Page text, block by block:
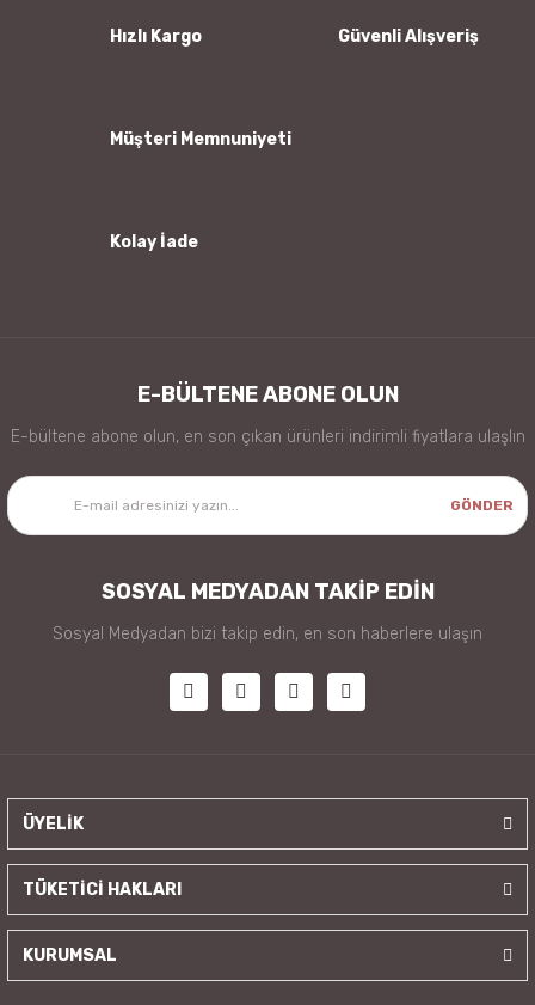
Ürün bilgilerinde hatalar bulunuyor.
Hızlı Kargo Güvenli Alışveriş
Müşteri Memnuniyeti
Kolay İade
E-BÜLTENE ABONE OLUN
E-bültene abone olun, en son çıkan ürünleri indirimli fiyatlara ulaşlın
GÖNDER
SOSYAL MEDYADAN TAKİP EDİN
Sosyal Medyadan bizi takip edin, en son haberlere ulaşın
ÜYELİK
TÜKETİCİ HAKLARI
KURUMSAL